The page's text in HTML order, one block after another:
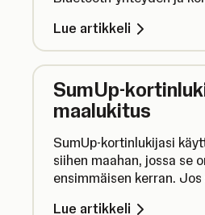
Lue artikkeli
SumUp-
maalukitus
SumUp-kortinlukijasi
siihen maahan, jossa se
ensimmäisen kerran.
Lue artikkeli